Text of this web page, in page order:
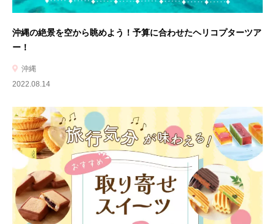
沖縄の絶景を空から眺めよう！予算に合わせたヘリコプターツア
ー！
沖縄
2022.08.14